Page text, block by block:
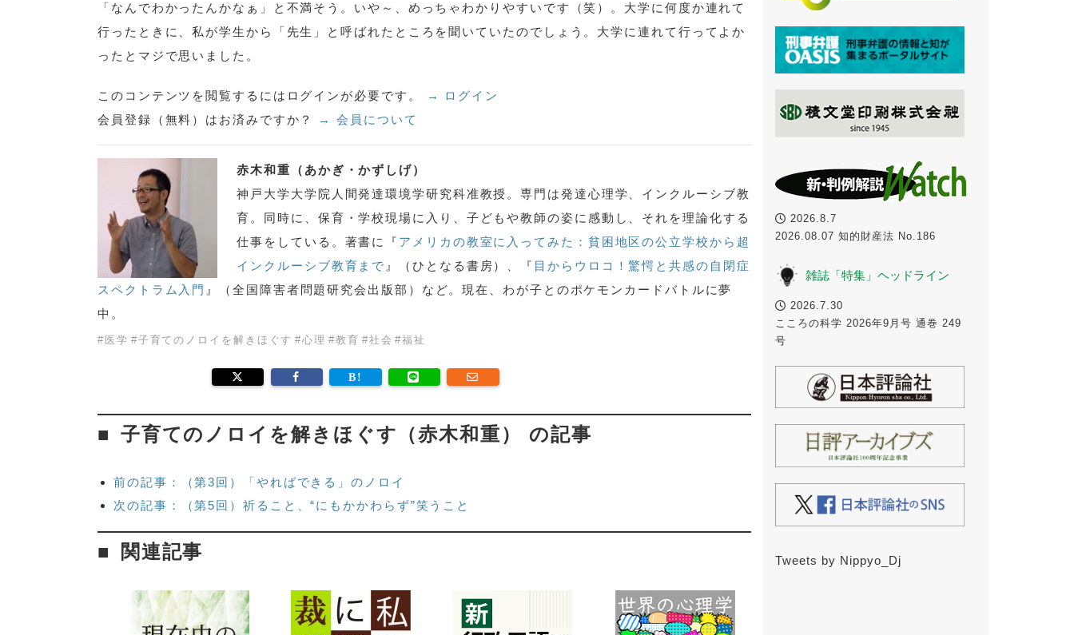
「なんでわかったんかなぁ」と不満そう。いや～、めっちゃわかりやすいです（笑）。大学に何度か連れて
行ったときに、私が学生から「先生」と呼ばれたところを聞いていたのでしょう。大学に連れて行ってよか
ったとマジで思いました。
このコンテンツを閲覧するにはログインが必要です。
→ ログイン
会員登録（無料）はお済みですか？
→ 会員について
赤木和重（あかぎ・かずしげ）
神戸大学大学院人間発達環境学研究科准教授。専門は発達心理学、インクルーシブ教
育。同時に、保育・学校現場に入り、子どもや教師の姿に感動し、それを理論化する
仕事をしている。著書に『 アメリカの教室に入ってみた：貧困地区の公立学校から超
インクルーシブ教育まで 』（ひとなる書房）、『 目からウロコ！驚愕と共感の自閉症
スペクトラム入門 』（全国障害者問題研究会出版部）など。現在、わが子とのポケモンカードバトルに夢
中。
# 医学 #子育てのノロイを解きほぐす #心理 #教育 #社会 #福祉
子育てのノロイを解きほぐす（赤木和重） の記事
前の記事：（第3回）「やればできる」のノロイ
次の記事：（第5回）祈ること、“にもかかわらず”笑うこと
関連記事
2026.8.7
2026.08.07 知的財産法 No.186
雑誌「特集」ヘッドライン
2026.7.30
こころの科学 2026年9月号 通巻 249
号
Tweets by Nippyo_Dj